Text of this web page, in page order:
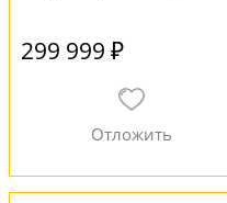
299 999 ₽